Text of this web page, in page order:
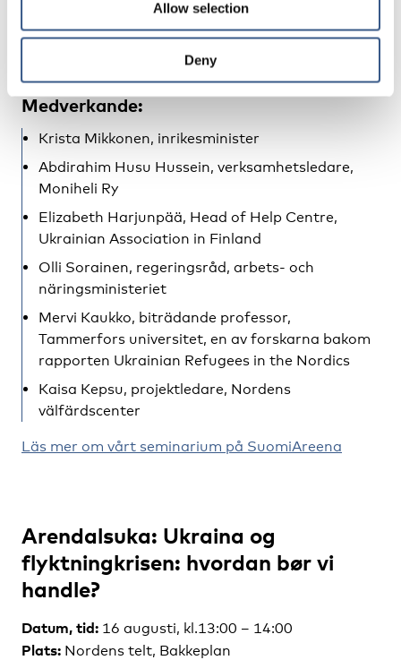
Allow selection
Deny
grannar när det gäller boende, språkinlärning,
mottagandet av ensamkommande barn och barn i
Medverkande:
Krista Mikkonen, inrikesminister
Abdirahim Husu Hussein, verksamhetsledare,
Moniheli Ry
Elizabeth Harjunpää, Head of Help Centre,
Ukrainian Association in Finland
Olli Sorainen, regeringsråd, arbets- och
näringsministeriet
Mervi Kaukko, biträdande professor,
Tammerfors universitet, en av forskarna bakom
rapporten Ukrainian Refugees in the Nordics
Kaisa Kepsu, projektledare, Nordens
välfärdscenter
Läs mer om vårt seminarium på SuomiAreena
Arendalsuka: Ukraina og
flyktningkrisen: hvordan bør vi
handle?
Datum, tid: 16 augusti, kl.13:00 – 14:00
Plats: Nordens telt, Bakkeplan